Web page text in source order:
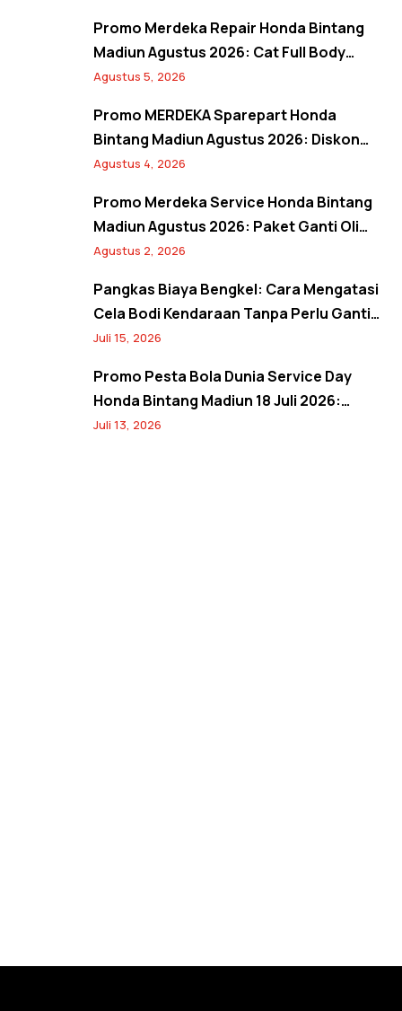
Promo Merdeka Repair Honda Bintang
Madiun Agustus 2026: Cat Full Body
Mulai 12 Jutaan, Diskon Cat Spion 17%,
Agustus 5, 2026
Promo MERDEKA Sparepart Honda
Bintang Madiun Agustus 2026: Diskon
Ban & Aki Orisinal 10% Plus Gratis
Agustus 4, 2026
Promo Merdeka Service Honda Bintang
Madiun Agustus 2026: Paket Ganti Oli
Hemat, Servis AC Sejuk, dan Bebas Antre
Agustus 2, 2026
Pangkas Biaya Bengkel: Cara Mengatasi
Cela Bodi Kendaraan Tanpa Perlu Ganti
Panel
Juli 15, 2026
Promo Pesta Bola Dunia Service Day
Honda Bintang Madiun 18 Juli 2026:
Banjir Diskon Servis 20%, Oli 10%, Free
Juli 13, 2026